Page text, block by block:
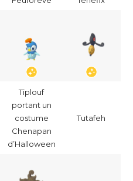
Tiplouf
portant un
costume
Chenapan
d’Halloween
Tutafeh